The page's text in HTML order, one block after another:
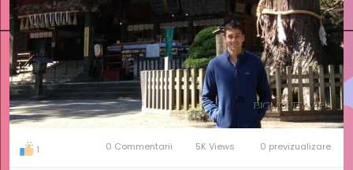
1 0 Commentarii 5K Views 0 previzualizare